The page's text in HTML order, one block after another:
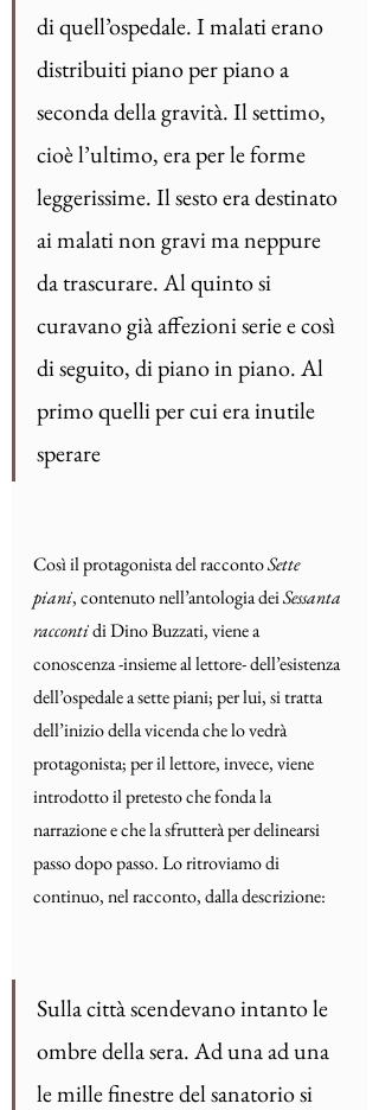
di quell’ospedale. I malati erano
distribuiti piano per piano a
seconda della gravità. Il settimo,
cioè l’ultimo, era per le forme
leggerissime. Il sesto era destinato
ai malati non gravi ma neppure
da trascurare. Al quinto si
curavano già affezioni serie e così
di seguito, di piano in piano. Al
primo quelli per cui era inutile
sperare
Così il protagonista del racconto Sette
piani, contenuto nell’antologia dei Sessanta
racconti di Dino Buzzati, viene a
conoscenza -insieme al lettore- dell’esistenza
dell’ospedale a sette piani; per lui, si tratta
dell’inizio della vicenda che lo vedrà
protagonista; per il lettore, invece, viene
introdotto il pretesto che fonda la
narrazione e che la sfrutterà per delinearsi
passo dopo passo. Lo ritroviamo di
continuo, nel racconto, dalla descrizione:
Sulla città scendevano intanto le
ombre della sera. Ad una ad una
le mille finestre del sanatorio si